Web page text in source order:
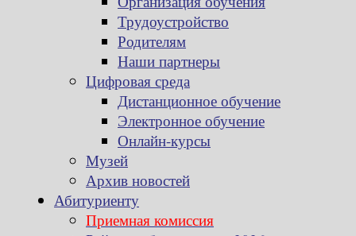
Трудоустройство
Родителям
Наши партнеры
Цифровая среда
Дистанционное обучение
Электронное обучение
Онлайн-курсы
Музей
Архив новостей
Абитуриенту
Приемная комиссия